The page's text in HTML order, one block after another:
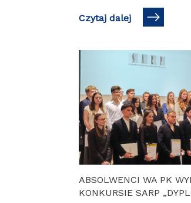
Architektury, prof. dr
Magdalena Kozień-
Czytaj dalej
ABSOLWENCI WA PK
KONKURSIE SARP